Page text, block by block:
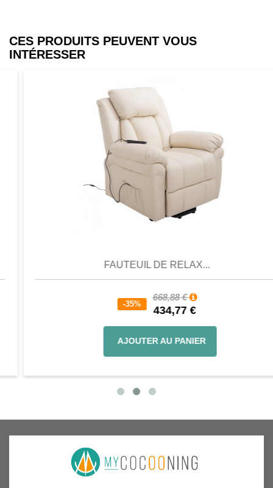
CES PRODUITS PEUVENT VOUS
INTÉRESSER
FAUTEUIL DE RELAX...
668,88 €
434,77 €
AJOUTER AU PANIER